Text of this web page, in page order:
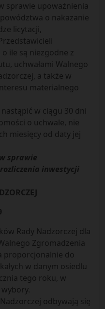
sprawie upoważnienia
o nakazanie
licytacji,
ile są niezgodne z
uchwałami Walnego
a także w
materialnego
w ciągu 30 dni
o uchwale, nie
miesięcy od daty jej
sprawie
inwestycji
Rady Nadzorczej dla
Zgromadzenia
proporcjonalnie do
w danym osiedlu
tego roku, w
odbywają się